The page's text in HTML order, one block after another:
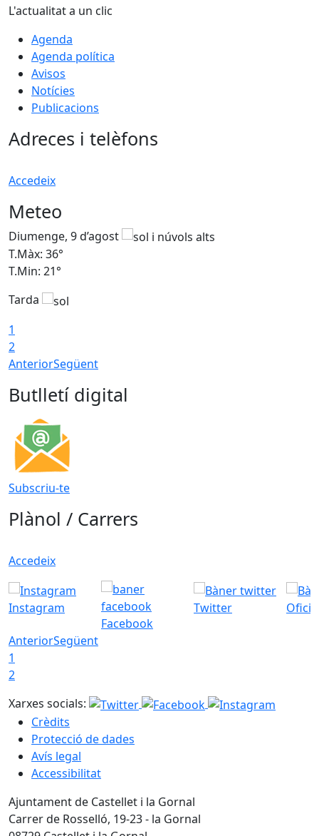
L'actualitat a un clic
Agenda
Agenda política
Avisos
Notícies
Publicacions
Adreces i telèfons
Accedeix
Meteo
Diumenge, 9 d’agost
T.Màx: 36°
T.Min: 21°
Tarda
1
2
AnteriorSegüent
Butlletí digital
Subscriu-te
Plànol / Carrers
Accedeix
Instagram
Facebook
Twitter
AnteriorSegüent
1
2
Xarxes socials:
Crèdits
Protecció de dades
Avís legal
Accessibilitat
Ajuntament de Castellet i la Gornal
Carrer de Rosselló, 19-23 - la Gornal